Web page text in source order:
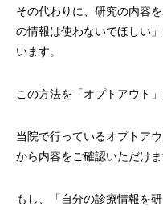
その代わりに、研究の内容
の情報は使わないでほしい
います。
この方法を「オプトアウト」
当院で行っているオプトア
から内容をご確認いただけま
もし、「自分の診療情報を